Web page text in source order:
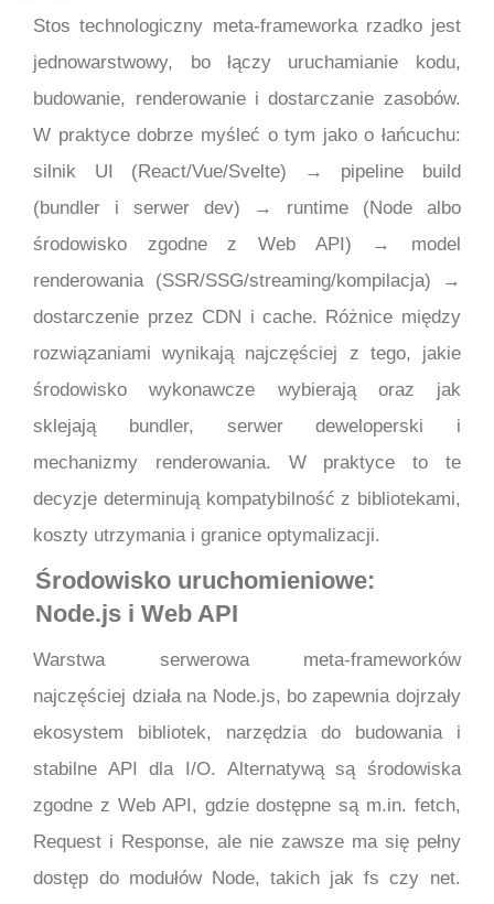
Stos technologiczny meta-frameworka rzadko jest
jednowarstwowy, bo łączy uruchamianie kodu,
budowanie, renderowanie i dostarczanie zasobów.
W praktyce dobrze myśleć o tym jako o łańcuchu:
silnik UI (React/Vue/Svelte) → pipeline build
(bundler i serwer dev) → runtime (Node albo
środowisko zgodne z Web API) → model
renderowania (SSR/SSG/streaming/kompilacja) →
dostarczenie przez CDN i cache. Różnice między
rozwiązaniami wynikają najczęściej z tego, jakie
środowisko wykonawcze wybierają oraz jak
sklejają bundler, serwer deweloperski i
mechanizmy renderowania. W praktyce to te
decyzje determinują kompatybilność z bibliotekami,
koszty utrzymania i granice optymalizacji.
Środowisko uruchomieniowe:
Node.js i Web API
Warstwa serwerowa meta-frameworków
najczęściej działa na Node.js, bo zapewnia dojrzały
ekosystem bibliotek, narzędzia do budowania i
stabilne API dla I/O. Alternatywą są środowiska
zgodne z Web API, gdzie dostępne są m.in. fetch,
Request i Response, ale nie zawsze ma się pełny
dostęp do modułów Node, takich jak fs czy net.